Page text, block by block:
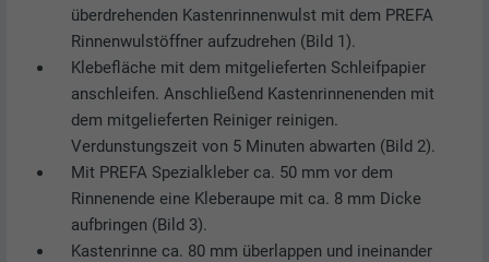
überdrehenden Kastenrinnenwulst mit dem PREFA
Rinnenwulstöffner aufzudrehen (Bild 1).
Klebefläche mit dem mitgelieferten Schleifpapier
anschleifen. Anschließend Kastenrinnenenden mit
dem mitgelieferten Reiniger reinigen.
Verdunstungszeit von 5 Minuten abwarten (Bild 2).
Mit PREFA Spezialkleber ca. 50 mm vor dem
Rinnenende eine Kleberaupe mit ca. 8 mm Dicke
aufbringen (Bild 3).
Kastenrinne ca. 80 mm überlappen und ineinander